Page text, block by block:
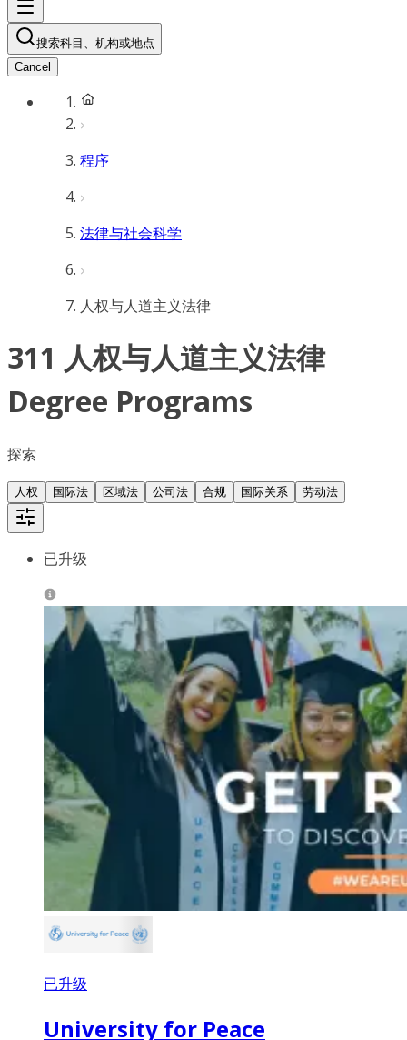
搜索科目、机构或地点
Cancel
程序
法律与社会科学
人权与人道主义法律
311 人权与人道主义法律
Degree Programs
探索
人权 国际法 区域法 公司法 合规 国际关系 劳动法
已升级
已升级
University for Peace